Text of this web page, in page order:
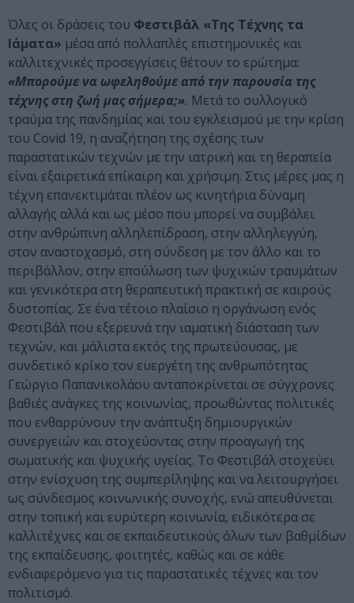
Όλες οι δράσεις του Φεστιβάλ «Της Τέχνης τα
Ιάματα» μέσα από πολλαπλές επιστημονικές και
καλλιτεχνικές προσεγγίσεις θέτουν το ερώτημα:
«Μπορούμε να ωφεληθούμε από την παρουσία της
τέχνης στη ζωή μας σήμερα;». Mετά το συλλογικό
τραύμα της πανδημίας και του εγκλεισμού με την κρίση
του Covid 19, η αναζήτηση της σχέσης των
παραστατικών τεχνών με την ιατρική και τη θεραπεία
είναι εξαιρετικά επίκαιρη και χρήσιμη. Στις μέρες μας η
τέχνη επανεκτιμάται πλέον ως κινητήρια δύναμη
αλλαγής αλλά και ως μέσο που μπορεί να συμβάλει
στην ανθρώπινη αλληλεπίδραση, στην αλληλεγγύη,
στον αναστοχασμό, στη σύνδεση με τον άλλο και το
περιβάλλον, στην επούλωση των ψυχικών τραυμάτων
και γενικότερα στη θεραπευτική πρακτική σε καιρούς
δυστοπίας. Σε ένα τέτοιο πλαίσιο η οργάνωση ενός
Φεστιβάλ που εξερευνά την ιαματική διάσταση των
τεχνών, και μάλιστα εκτός της πρωτεύουσας, με
συνδετικό κρίκο τον ευεργέτη της ανθρωπότητας
Γεώργιο Παπανικολάου ανταποκρίνεται σε σύγχρονες
βαθιές ανάγκες της κοινωνίας, προωθώντας πολιτικές
που ενθαρρύνουν την ανάπτυξη δημιουργικών
συνεργειών και στοχεύοντας στην προαγωγή της
σωματικής και ψυχικής υγείας. Το Φεστιβάλ στοχεύει
στην ενίσχυση της συμπερίληψης και να λειτουργήσει
ως σύνδεσμος κοινωνικής συνοχής, ενώ απευθύνεται
στην τοπική και ευρύτερη κοινωνία, ειδικότερα σε
καλλιτέχνες και σε εκπαιδευτικούς όλων των βαθμίδων
της εκπαίδευσης, φοιτητές, καθώς και σε κάθε
ενδιαφερόμενο για τις παραστατικές τέχνες και τον
πολιτισμό.